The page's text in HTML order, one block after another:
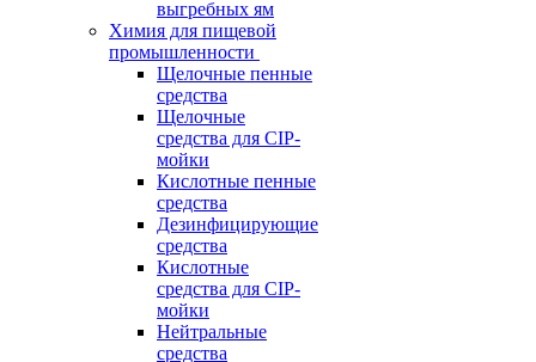
выгребных ям
Химия для пищевой
промышленности
Щелочные пенные
средства
Щелочные
средства для CIP-
мойки
Кислотные пенные
средства
Дезинфицирующие
средства
Кислотные
средства для CIP-
мойки
Нейтральные
средства